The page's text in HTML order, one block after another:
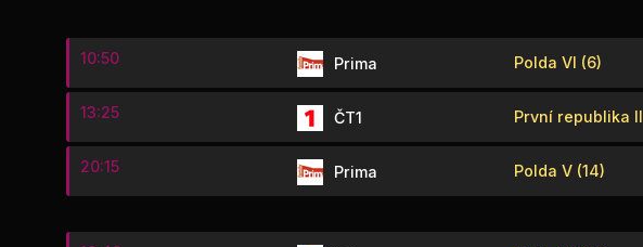
10:50 Prima Polda VI (6)
13:25 ČT1 První republika
20:15 Prima Polda V (14)